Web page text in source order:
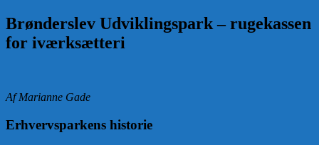
Brønderslev Udviklingspark – rugekassen
for iværksætteri
Af Marianne Gade
Erhvervsparkens historie